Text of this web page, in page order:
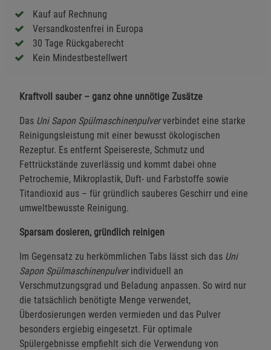
Kauf auf Rechnung
Versandkostenfrei in Europa
30 Tage Rückgaberecht
Kein Mindestbestellwert
Kraftvoll sauber – ganz ohne unnötige Zusätze
Das Uni Sapon Spülmaschinenpulververbindet eine starke
Reinigungsleistung mit einer bewusst ökologischen
Rezeptur. Es entfernt Speisereste, Schmutz und
Fettrückstände zuverlässig und kommt dabei ohne
Petrochemie, Mikroplastik, Duft- und Farbstoffe sowie
Titandioxid aus – für gründlich sauberes Geschirr und eine
umweltbewusste Reinigung.
Sparsam dosieren, gründlich reinigen
Im Gegensatz zu herkömmlichen Tabs lässt sich das Uni
Sapon Spülmaschinenpulverindividuell an
Verschmutzungsgrad und Beladung anpassen. So wird nur
die tatsächlich benötigte Menge verwendet,
Überdosierungen werden vermieden und das Pulver
besonders ergiebig eingesetzt. Für optimale
Spülergebnisse empfiehlt sich die Verwendung von